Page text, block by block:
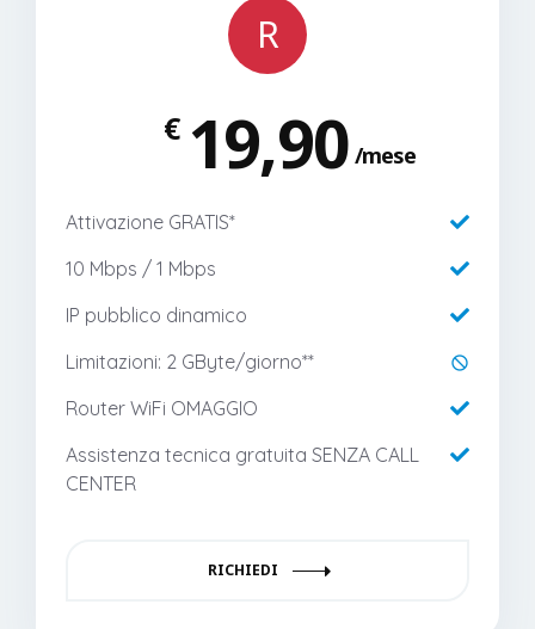
R
19,90
€
mese
Attivazione GRATIS*
10 Mbps / 1 Mbps
IP pubblico dinamico
Limitazioni: 2 GByte/giorno**
Router WiFi OMAGGIO
Assistenza tecnica gratuita SENZA CALL
CENTER
RICHIEDI